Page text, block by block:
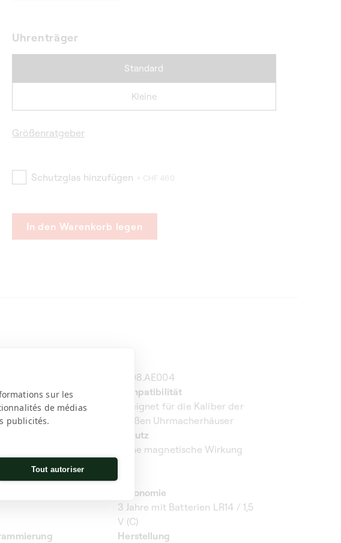
sur les
de médias
publicités.
Tout autoriser
Uhrenträger
Standard
Kleine
Größenratgeber
Schutzglas hinzufügen + CHF 460
In den Warenkorb legen
SK08.AE004
Kompatibilität
Geeignet für die Kaliber der
großen Uhrmacherhäuser
Schutz
Ohne magnetische Wirkung
Autonomie
3 Jahre mit Batterien LR14 / 1,5
V (C)
Herstellung